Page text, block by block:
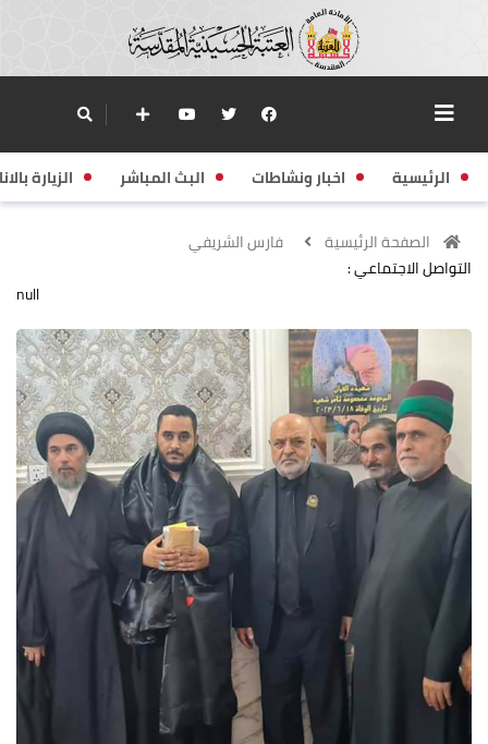
الرئيسية اخبار ونشاطات البث المباشر الزيارة
الصفحة الرئيسية
فارس الشريفي
التواصل الاجتماعي :
null